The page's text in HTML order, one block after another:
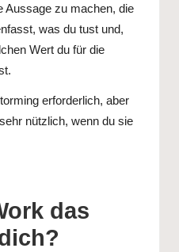
Aussage zu machen, die
was du tust und,
Wert du für die
erforderlich, aber
nützlich, wenn du sie
das